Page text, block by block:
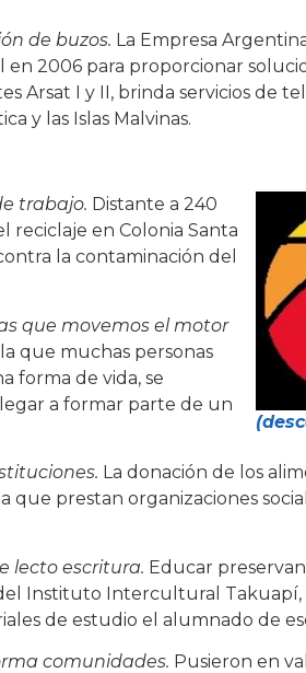
de buzos. La Empresa
2006 para proporcionar
Arsat I y II, brinda servicios de
y las Islas Malvinas.
trabajo. Distante a 240
reciclaje en Colonia Santa
la contaminación del
que movemos el motor
que muchas personas
forma de vida, se
a formar parte de un
La donación de los
que prestan organizaciones
lecto escritura. Educar
Instituto Intercultural Takuapí,
de estudio el alumnado de
comunidades. Pusieron en